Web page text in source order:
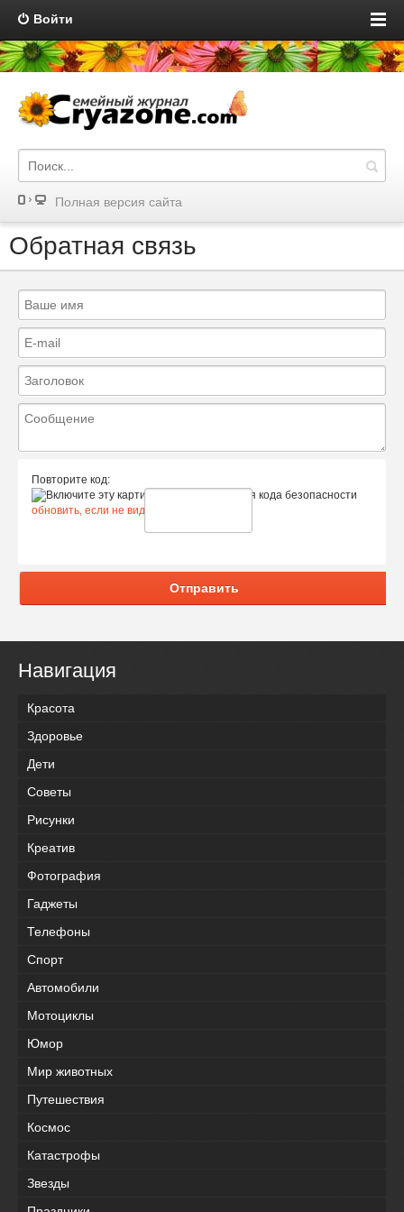
Войти
Полная версия сайта
Обратная связь
Повторите код:
обновить, если не виден код
Отправить
Навигация
Красота
Здоровье
Дети
Советы
Рисунки
Креатив
Фотография
Гаджеты
Телефоны
Спорт
Автомобили
Мотоциклы
Юмор
Мир животных
Путешествия
Космос
Катастрофы
Звезды